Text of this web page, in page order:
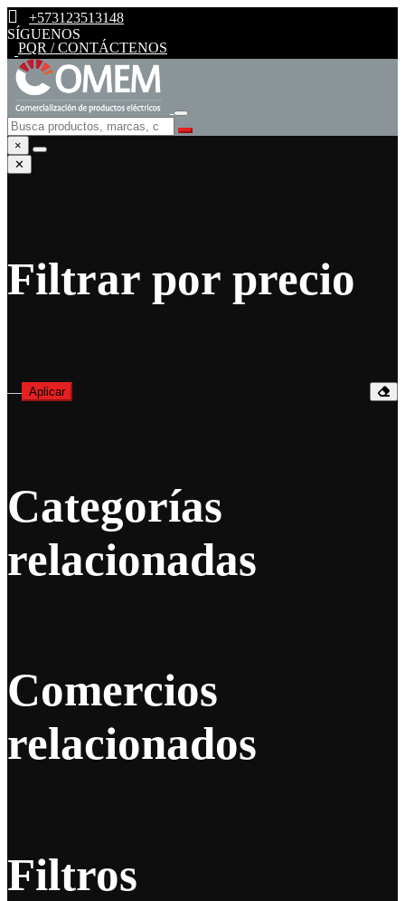
+573123513148
SÍGUENOS
PQR / CONTÁCTENOS
×
✕
Filtrar por precio
— Aplicar
Categorías
relacionadas
Comercios
relacionados
Filtros